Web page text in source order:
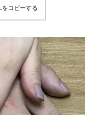
コピーする